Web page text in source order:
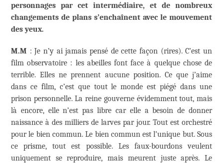
personnages par cet intermédiaire, et de nombreux
changements de plans s’enchaînent avec le mouvement
des yeux.
M.M : Je n’y ai jamais pensé de cette façon (rires). C’est un
film observatoire : les abeilles font face à quelque chose de
terrible. Elles ne prennent aucune position. Ce que j’aime
dans ce film, c’est que tout le monde est piégé dans une
prison personnelle. La reine gouverne évidemment tout, mais
là encore, elle n’est pas libre car elle a besoin de donner
naissance à des milliers de larves par jour. Tout est orchestré
pour le bien commun. Le bien commun est l’unique but. Sous
ce prisme, tout est possible. Les faux-bourdons veulent
uniquement se reproduire, mais meurent juste après. Le